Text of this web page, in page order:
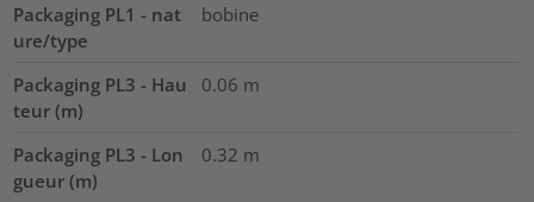
Packaging PL1 - nat
ure/type
bobine
Packaging PL3 - Hau
teur (m)
0.06 m
Packaging PL3 - Lon
gueur (m)
0.32 m